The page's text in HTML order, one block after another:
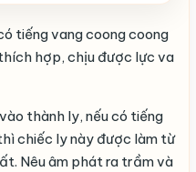
tiếng vang coong coong
hợp, chịu được lực va
thành ly, nếu có tiếng
chiếc ly này được làm từ
Nêu âm phát ra trầm và